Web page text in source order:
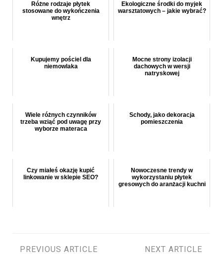
Różne rodzaje płytek
stosowane do wykończenia
wnętrz
Ekologiczne środki do myjek
warsztatowych – jakie wybrać?
Kupujemy pościel dla
niemowlaka
Mocne strony izolacji
dachowych w wersji
natryskowej
Wiele różnych czynników
trzeba wziąć pod uwagę przy
wyborze materaca
Schody, jako dekoracja
pomieszczenia
Czy miałeś okazję kupić
linkowanie w sklepie SEO?
Nowoczesne trendy w
wykorzystaniu płytek
gresowych do aranżacji kuchni
PREVIOUS ARTICLE NEXT ARTICLE